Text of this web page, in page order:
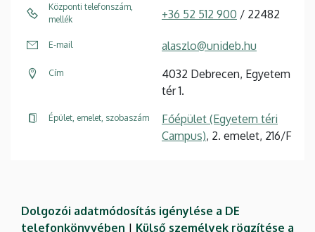
Központi telefonszám,
mellék
+36 52 512 900 / 22482
E-mail alaszlo@unideb.hu
Cím
4032 Debrecen, Egyetem
tér 1.
Épület, emelet, szobaszám
Főépület (Egyetem téri
Campus), 2. emelet, 216/F
Dolgozói adatmódosítás igénylése a DE
telefonkönyvében | Külső személyek rögzítése a